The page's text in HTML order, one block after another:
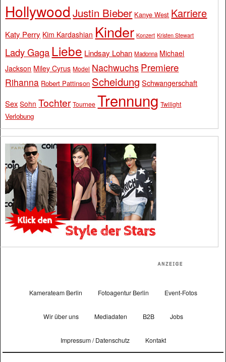
Hollywood Justin Bieber Kanye West Karriere
Katy Perry Kim Kardashian Kinder Konzert Kristen Stewart
Lady Gaga Liebe Lindsay Lohan Madonna Michael
Jackson Miley Cyrus Model Nachwuchs Premiere
Rihanna Robert Pattinson Scheidung Schwangerschaft
Sex Sohn Tochter Tournee Trennung Twilight
Verlobung
Kamerateam Berlin Fotoagentur Berlin Event-Fotos
Wir über uns Mediadaten B2B Jobs
Impressum / Datenschutz Kontakt